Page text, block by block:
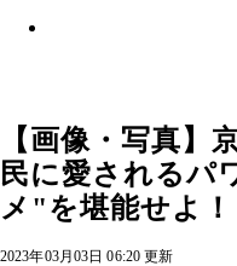
【画像・写真】
民に愛されるパ
メ"を堪能せよ
2023年03月03日 06:20 更新